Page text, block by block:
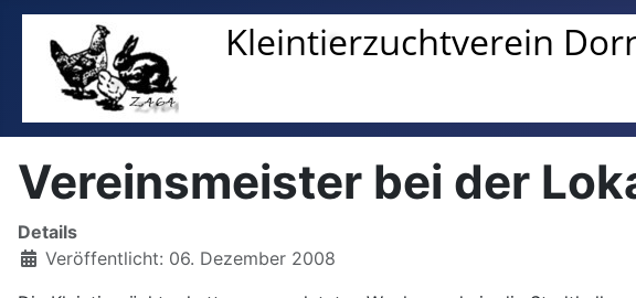
Vereinsmeister bei der
Details
Veröffentlicht: 06. Dezember 2008